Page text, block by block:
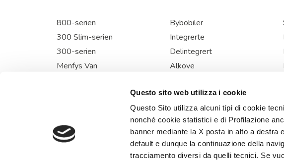
Questo sito web utilizza i cookie
Questo Sito utilizza alcuni tipi di cookie
nonché cookie statistici e di Profilazione
banner mediante la X posta in alto a destra
default e dunque la continuazione della
tracciamento diversi da quelli tecnici. Se
800-serien
300 Slim-serien
300-serien
Menfys Van
Bybobiler
Integrerte
Delintegrert
Alkove
Via Val d’Aosta, 4 loc. Fosci 53036 Poggibonsi (SI) –